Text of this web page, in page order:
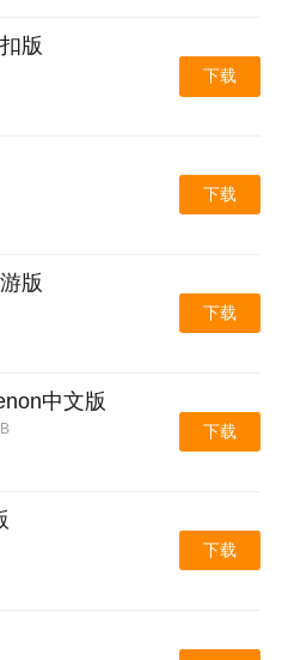
情、语音、礼物等等，互
搞怪的话语对话，给对局
难得。
了这款好玩的1682025最新
可以体验到超级刺激的游戏
百人牛牛
中还有好玩的
以及捕
下载这款好玩的1682025最
文明的玩家，够级棋牌请
举报，系统会处理
供的玩法非常多，而且模
分享好友，分享好友就能
费道具可以领取，大家喜欢
载
版
下载
下载
版
下载
中文版
下载
下载